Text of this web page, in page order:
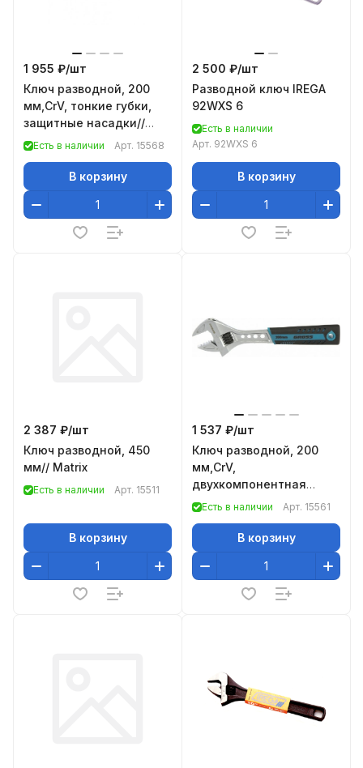
1 955 ₽/шт
Ключ разводной, 200
мм,CrV, тонкие губки,
защитные насадки//
Gross
Есть в наличии Арт. 15568
В корзину
2 500 ₽/шт
Разводной ключ IREGA
92WXS 6
Есть в наличии
Арт. 92WXS 6
В корзину
2 387 ₽/шт
Ключ разводной, 450
мм// Matrix
Есть в наличии Арт. 15511
В корзину
1 537 ₽/шт
Ключ разводной, 200
мм,CrV,
двухкомпонентная
ручка// Gross
Есть в наличии Арт. 15561
В корзину